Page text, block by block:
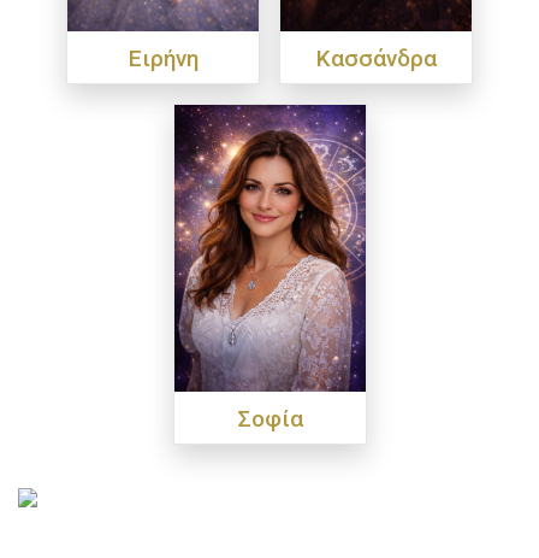
Ειρήνη Κασσάνδρα
Σοφία